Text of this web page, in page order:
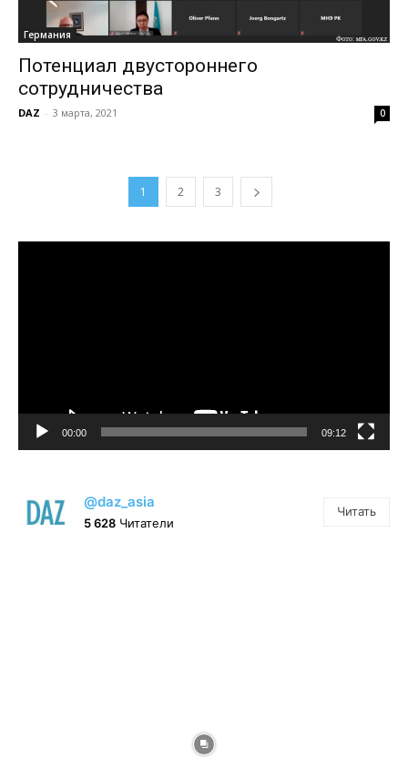
Германия
Потенциал двустороннего
сотрудничества
DAZ - 3 марта, 2021 0
1 2 3
00:00 09:12
@daz_asia
5 628 Читатели
Читать